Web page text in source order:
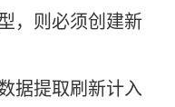
，则必须创建新
据提取刷新计入